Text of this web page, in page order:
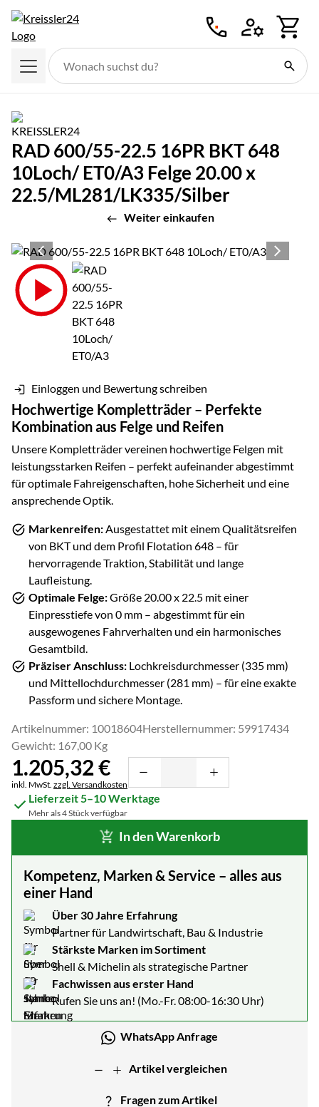
RAD 600/55-22.5 16PR BKT 648
10Loch/ ET0/A3 Felge 20.00 x
22.5/ML281/LK335/Silber
Weiter einkaufen
Produktgalerie
Zur Kaufbox springen
Einloggen und Bewertung schreiben
Hochwertige Kompletträder – Perfekte
Kombination aus Felge und Reifen
Unsere Kompletträder vereinen hochwertige Felgen mit
leistungsstarken Reifen – perfekt aufeinander abgestimmt
für optimale Fahreigenschaften, hohe Sicherheit und eine
ansprechende Optik.
Markenreifen:Ausgestattet mit einem Qualitätsreifen
von BKTund dem Profil Flotation 648 – für
hervorragende Traktion, Stabilität und lange
Laufleistung.
Optimale Felge:Größe 20.00 x 22.5 mit einer
Einpresstiefe von 0 mm – abgestimmt für ein
ausgewogenes Fahrverhalten und ein harmonisches
Gesamtbild.
Präziser Anschluss: Lochkreisdurchmesser (335 mm)
und Mittellochdurchmesser (281 mm) – für eine exakte
Passform und sichere Montage.
Artikelnummer: 10018604Herstellernummer: 59917434
Gewicht: 167,00 Kg
1.205,32€
Steuerhinweis:
inkl. MwSt. zzgl. Versandkosten
Lieferzeit 5–10 Werktage
Mehr als 4 Stück verfügbar
In den Warenkorb
Kompetenz, Marken & Service – alles aus
einer Hand
Über 30 Jahre Erfahrung
Partner für Landwirtschaft, Bau & Industrie
Stärkste Marken im Sortiment
Shell & Michelin als strategische Partner
Fachwissen aus erster Hand
Rufen Sie uns an! (Mo.-Fr. 08:00-16:30 Uhr)
WhatsApp Anfrage
Artikel vergleichen
Fragen zum Artikel